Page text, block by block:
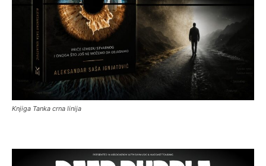
Knjiga Tanka crna linija